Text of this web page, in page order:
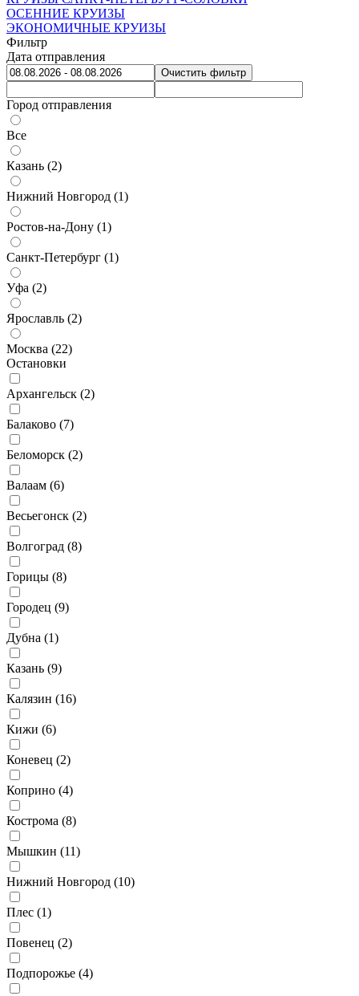
ОСЕННИЕ КРУИЗЫ
ЭКОНОМИЧНЫЕ КРУИЗЫ
Фильтр
Дата отправления
Очистить фильтр
Город отправления
Все
Казань (2)
Нижний Новгород (1)
Ростов-на-Дону (1)
Санкт-Петербург (1)
Уфа (2)
Ярославль (2)
Москва (22)
Остановки
Архангельск (2)
Балаково (7)
Беломорск (2)
Валаам (6)
Весьегонск (2)
Волгоград (8)
Горицы (8)
Городец (9)
Дубна (1)
Казань (9)
Калязин (16)
Кижи (6)
Коневец (2)
Коприно (4)
Кострома (8)
Мышкин (11)
Нижний Новгород (10)
Плес (1)
Повенец (2)
Подпорожье (4)